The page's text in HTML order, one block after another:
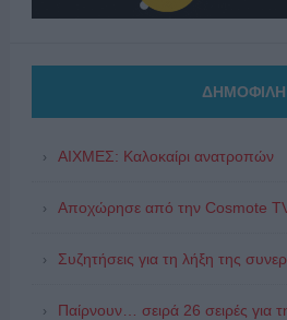
ΔΗΜΟΦΙΛΗ
ΑΙΧΜΕΣ: Καλοκαίρι ανατροπών
Αποχώρησε από την Cosmote
Συζητήσεις για τη λήξη της
Παίρνουν… σειρά 26 σειρές για